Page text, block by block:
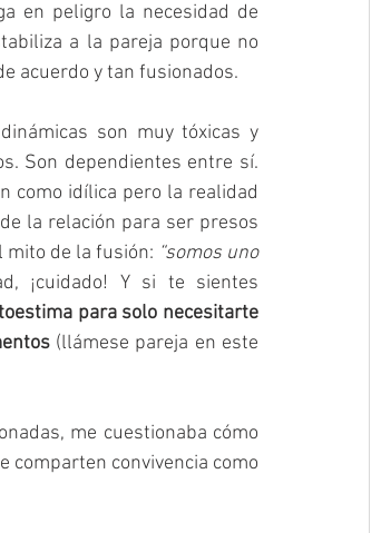
en peligro la necesidad de
a la pareja porque no
acuerdo y tan fusionados.
son muy tóxicas y
Son dependientes entre sí.
como idílica pero la realidad
la relación para ser presos
mito de la fusión: “somos uno
¡cuidado! Y si te sientes
para solo necesitarte
(llámese pareja en este
me cuestionaba cómo
comparten convivencia como